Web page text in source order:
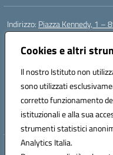
Cookies e altri
Il nostro Istituto non
sono utilizzati
corretto funzionamento
istituzionali e alla sua
strumenti statistici
Analytics Italia.
Indirizzo: Piazza Kennedy, 1 –
Centralino:
Posta elettronica certificata
Codice fiscale: 82000940807
Codice meccanografico:
Codice Indice delle Pubbliche
Codice unico di fatturazione
Hosting &